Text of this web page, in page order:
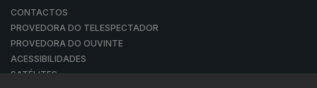
CONTACTOS
PROVEDORA DO TELESPECTADOR
PROVEDORA DO OUVINTE
ACESSIBILIDADES
SATÉLITES